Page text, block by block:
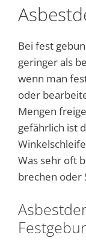
Bei fest
geringer als
wenn man
oder
Mengen
gefährlich ist
Was sehr oft
brechen oder